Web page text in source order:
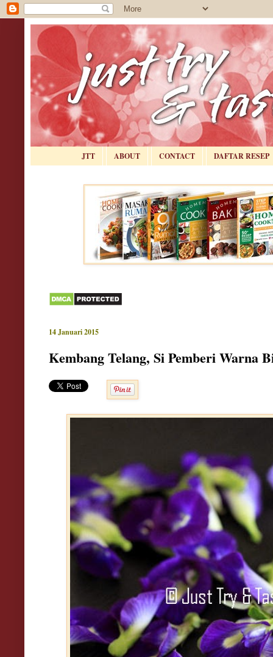
JTT ABOUT CONTACT DAFTAR RESEP
14 Januari 2015
Kembang Telang, Si Pemberi Warna